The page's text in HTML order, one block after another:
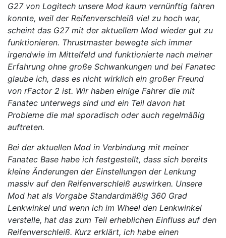
G27 von Logitech unsere Mod kaum vernünftig fahren
konnte, weil der Reifenverschleiß viel zu hoch war,
scheint das G27 mit der aktuellem Mod wieder gut zu
funktionieren. Thrustmaster bewegte sich immer
irgendwie im Mittelfeld und funktionierte nach meiner
Erfahrung ohne große Schwankungen und bei Fanatec
glaube ich, dass es nicht wirklich ein großer Freund
von rFactor 2 ist. Wir haben einige Fahrer die mit
Fanatec unterwegs sind und ein Teil davon hat
Probleme die mal sporadisch oder auch regelmäßig
auftreten.
Bei der aktuellen Mod in Verbindung mit meiner
Fanatec Base habe ich festgestellt, dass sich bereits
kleine Änderungen der Einstellungen der Lenkung
massiv auf den Reifenverschleiß auswirken. Unsere
Mod hat als Vorgabe Standardmäßig 360 Grad
Lenkwinkel und wenn ich im Wheel den Lenkwinkel
verstelle, hat das zum Teil erheblichen Einfluss auf den
Reifenverschleiß. Kurz erklärt, ich habe einen